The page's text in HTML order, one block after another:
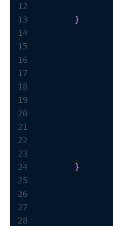
12
13
}
14
15
16
17
18
19
20
21
22
23
24
}
25
26
27
28